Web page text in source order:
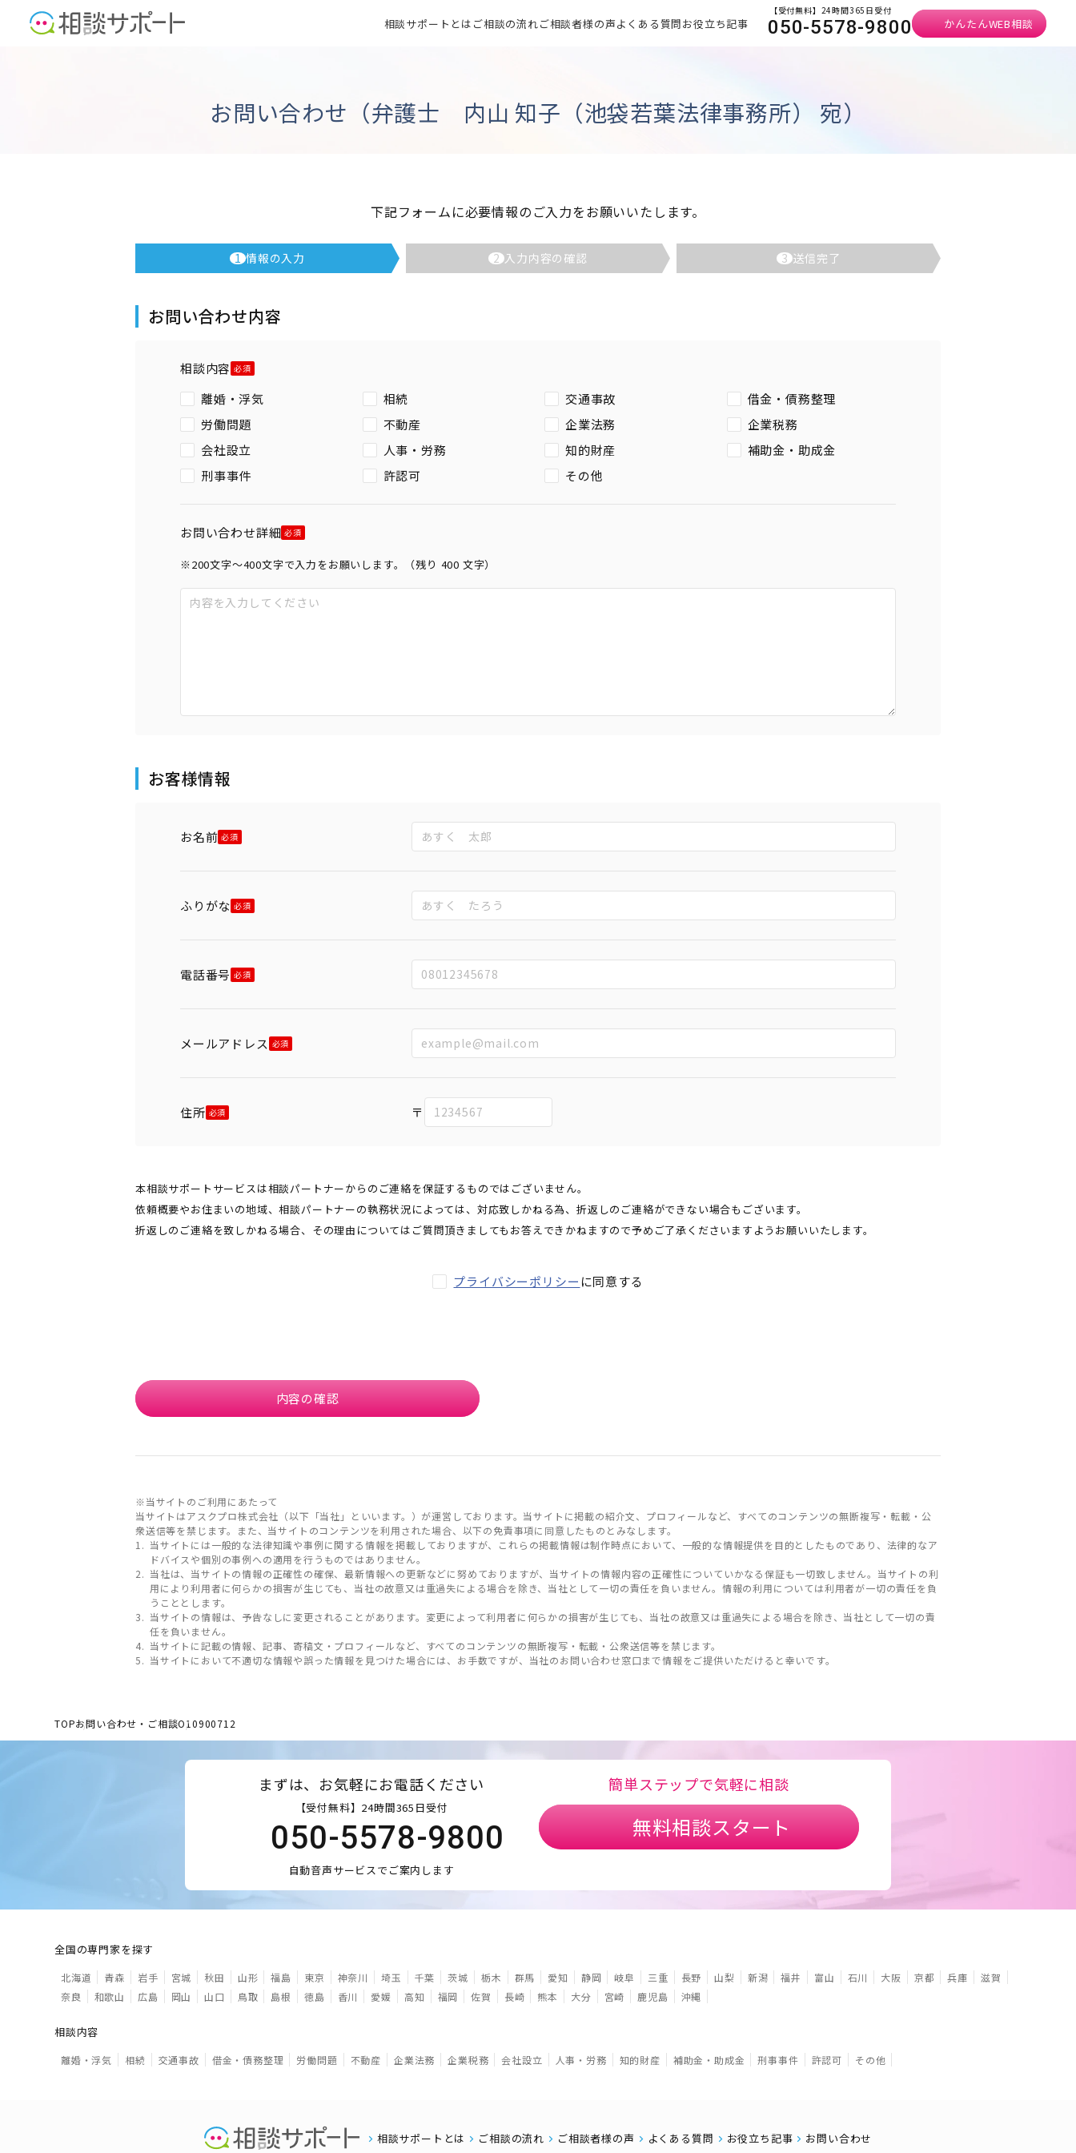
相談サポートとは ご相談の流れご相談者様の声よくある質問お役立ち記事
【受付無料】24時間365日受付
050-5578-9800 かんたんWEB相談
お問い合わせ（弁護士 内山 知子（池袋若葉法律事務所） 宛）
下記フォームに必要情報のご入力をお願いいたします。
1 情報の入力 2 入力内容の確認 3 送信完了
お問い合わせ内容
相談内容
離婚・浮気
相続 交通事故
借金・債務整理
労働問題
不動産 企業法務
企業税務
会社設立
人事・労務 知的財産
補助金・助成金
刑事事件
許認可 その他
お問い合わせ詳細
※200文字〜400文字で入力をお願いします。（残り 400 文字）
お客様情報
お名前
ふりがな
電話番号
メールアドレス
住所 〒
本相談サポートサービスは相談パートナーからのご連絡を保証するものではございません。
依頼概要やお住まいの地域、相談パートナーの執務状況によっては、対応致しかねる為、折返しのご連絡ができない場合もございます。
折返しのご連絡を致しかねる場合、その理由についてはご質問頂きましてもお答えできかねますので予めご了承くださいますようお願いいたします。
プライバシーポリシー に同意する
内容の確認
※当サイトのご利用にあたって
当サイトはアスクプロ株式会社（以下「当社」といいます。）が運営しております。当サイトに掲載の紹介文、プロフィールなど、すべてのコンテンツの無断複写・転載・公
衆送信等を禁じます。また、当サイトのコンテンツを利用された場合、以下の免責事項に同意したものとみなします。
当サイトには一般的な法律知識や事例に関する情報を掲載しておりますが、これらの掲載情報は制作時点において、一般的な情報提供を目的としたものであり、法律的なア
ドバイスや個別の事例への適用を行うものではありません。
当社は、当サイトの情報の正確性の確保、最新情報への更新などに努めておりますが、当サイトの情報内容の正確性についていかなる保証も一切致しません。当サイトの利
用により利用者に何らかの損害が生じても、当社の故意又は重過失による場合を除き、当社として一切の責任を負いません。情報の利用については利用者が一切の責任を負
うこととします。
当サイトの情報は、予告なしに変更されることがあります。変更によって利用者に何らかの損害が生じても、当社の故意又は重過失による場合を除き、当社として一切の責
任を負いません。
当サイトに記載の情報、記事、寄稿文・プロフィールなど、すべてのコンテンツの無断複写・転載・公衆送信等を禁じます。
当サイトにおいて不適切な情報や誤った情報を見つけた場合には、お手数ですが、当社のお問い合わせ窓口まで情報をご提供いただけると幸いです。
TOPお問い合わせ・ご相談O10900712
まずは、お気軽にお電話ください
【受付無料】24時間365日受付
050-5578-9800
自動音声サービスでご案内します
簡単ステップで気軽に相談
無料相談スタート
全国の専門家を探す
北海道 青森 岩手 宮城 秋田 山形 福島 東京 神奈川 埼玉 千葉 茨城 栃木 群馬 愛知 静岡 岐阜 三重 長野 山梨 新潟 福井 富山 石川 大阪 京都 兵庫
滋賀
奈良
和歌山 広島 岡山 山口 鳥取 島根 徳島 香川 愛媛 高知 福岡 佐賀 長崎 熊本 大分 宮崎 鹿児島 沖縄
相談内容
離婚・浮気 相続 交通事故 借金・債務整理 労働問題 不動産 企業法務 企業税務 会社設立 人事・労務 知的財産 補助金・助成金 刑事事件 許認可 その他
相談サポートとは ご相談の流れ ご相談者様の声 よくある質問 お役立ち記事 お問い合わせ